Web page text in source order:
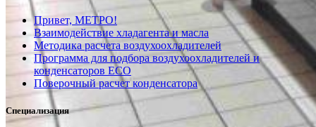
Привет, МЕТРО!
Взаимодействие хладагента и масла
Методика расчета воздухоохладителей
Программа для подбора воздухоохладителей и
конденсаторов ECO
Поверочный расчет конденсатора
Специализация